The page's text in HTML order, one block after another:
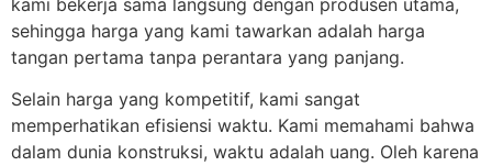
sehingga harga yang kami tawarkan adalah harga
tangan pertama tanpa perantara yang panjang.
Selain harga yang kompetitif, kami sangat
memperhatikan efisiensi waktu. Kami memahami bahwa
dalam dunia konstruksi, waktu adalah uang. Oleh karena